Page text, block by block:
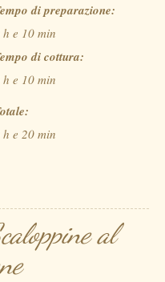
di preparazione:
h e 10 min
di cottura:
h e 10 min
h e 20 min
al